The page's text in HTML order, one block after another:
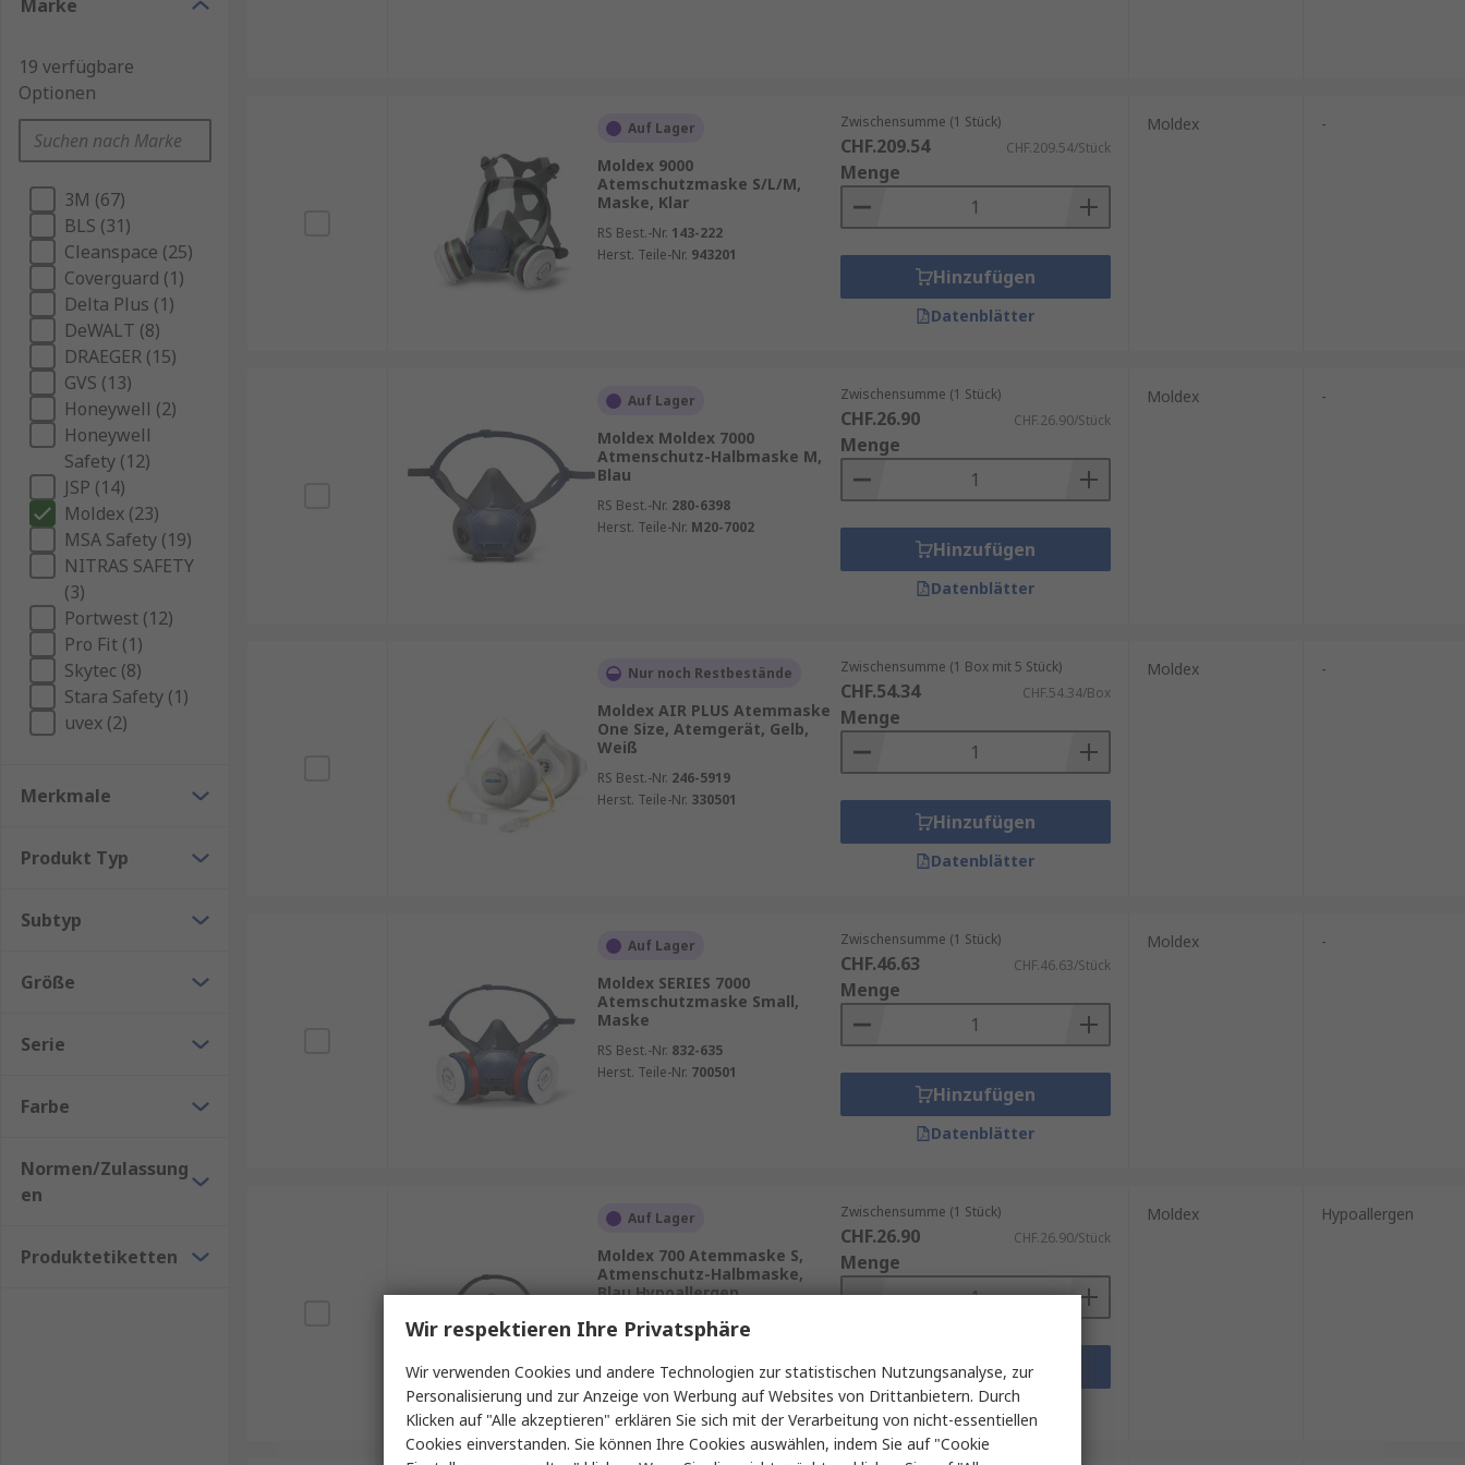
Sicherheit, Komfort und Langlebigkeit, die sie zur ersten Wahl für viele Unternehmen machen. Dank der breiten Produktpalette und der hohen
Qualität der Materialien können Sie sicher sein, dass Moldex Atemmasken Ihre Mitarbeiter zuverlässig vor gesundheitsschädlichen Partikeln
schützen.
Marke
19 verfügbare
Optionen
3M (67)
BLS (31)
Cleanspace (25)
Coverguard (1)
Delta Plus (1)
DeWALT (8)
DRAEGER (15)
GVS (13)
Honeywell (2)
Honeywell
Safety (12)
JSP (14)
Moldex (23)
MSA Safety (19)
NITRAS SAFETY
(3)
Portwest (12)
Pro Fit (1)
Skytec (8)
Stara Safety (1)
uvex (2)
Merkmale
Produkt Typ
Subtyp
Größe
Serie
Farbe
Normen/Zulassung
en
Produktetiketten
Auf Lager
Moldex 9000
Atemschutzmaske S/L/M,
Maske, Klar
RS Best.-Nr. 143-222
Herst. Teile-Nr. 943201
Zwischensumme (1 Stück)
CHF.209.54 CHF.209.54/Stück
Menge
Hinzufügen
Datenblätter
Moldex -
Auf Lager
Moldex Moldex 7000
Atmenschutz-Halbmaske M,
Blau
RS Best.-Nr. 280-6398
Herst. Teile-Nr. M20-7002
Zwischensumme (1 Stück)
CHF.26.90 CHF.26.90/Stück
Menge
Hinzufügen
Datenblätter
Moldex -
Nur noch Restbestände
Moldex AIR PLUS Atemmaske
One Size, Atemgerät, Gelb,
Weiß
RS Best.-Nr. 246-5919
Herst. Teile-Nr. 330501
Zwischensumme (1 Box mit 5 Stück)
CHF.54.34 CHF.54.34/Box
Menge
Hinzufügen
Datenblätter
Moldex -
Auf Lager
Moldex SERIES 7000
Atemschutzmaske Small,
Maske
RS Best.-Nr. 832-635
Herst. Teile-Nr. 700501
Zwischensumme (1 Stück)
CHF.46.63 CHF.46.63/Stück
Menge
Hinzufügen
Datenblätter
Moldex -
Auf Lager
Moldex 700 Atemmaske S,
Atmenschutz-Halbmaske,
Blau Hypoallergen
RS Best.-Nr.232-5888
700101
Zwischensumme (1 Stück)
CHF.26.90 CHF.26.90/Stück
Menge
Hinzufügen
Datenblätter
Moldex Hypoallergen
Wir respektieren Ihre Privatsphäre
Wir verwenden Cookies und andere Technologien zur statistischen Nutzungsanalyse, zur
Personalisierung und zur Anzeige von Werbung auf Websites von Drittanbietern. Durch
Klicken auf "Alle akzeptieren" erklären Sie sich mit der Verarbeitung von nicht-essentiellen
Cookies einverstanden. Sie können Ihre Cookies auswählen, indem Sie auf "Cookie